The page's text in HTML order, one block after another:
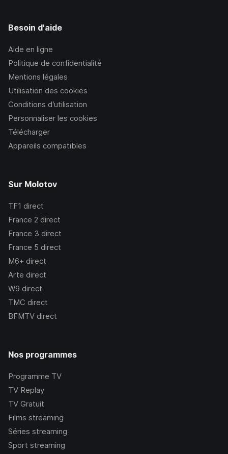
Besoin d'aide
Aide en ligne
Politique de confidentialité
Mentions légales
Utilisation des cookies
Conditions d’utilisation
Personnaliser les cookies
Télécharger
Appareils compatibles
Sur Molotov
TF1 direct
France 2 direct
France 3 direct
France 5 direct
M6+ direct
Arte direct
W9 direct
TMC direct
BFMTV direct
Nos programmes
Programme TV
TV Replay
TV Gratuit
Films streaming
Séries streaming
Sport streaming